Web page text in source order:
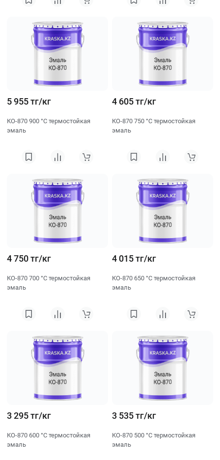
5 955 тг/кг
КО-870 900 °C термостойкая
эмаль
4 605 тг/кг
КО-870 750 °C термостойкая
эмаль
4 750 тг/кг
КО-870 700 °C термостойкая
эмаль
4 015 тг/кг
КО-870 650 °C термостойкая
эмаль
3 295 тг/кг
КО-870 600 °C термостойкая
эмаль
3 535 тг/кг
КО-870 500 °C термостойкая
эмаль